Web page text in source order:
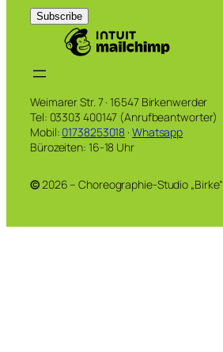
Weimarer Str. 7 · 16547 Birkenwerder
Tel: 03303 400147 (Anrufbeantworter)
Mobil: 01738253018 · Whatsapp
Bürozeiten: 16-18 Uhr
©2026 – Choreographie-Studio „Birke“